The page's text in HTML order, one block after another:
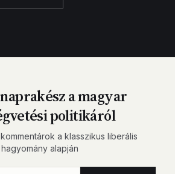
a magyar
politikáról
a klasszikus liberális
hagyomány alapján